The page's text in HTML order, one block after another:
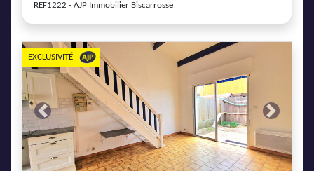
REF1222 - AJP Immobilier Biscarrosse
Previous Next
EXCLUSIVITÉ